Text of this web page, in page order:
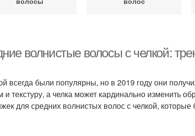
волнистые волосы с челкой:
всегда были популярны, но в 2019 году они
текстуру, а челка может кардинально изменить
для средних волнистых волос с челкой,